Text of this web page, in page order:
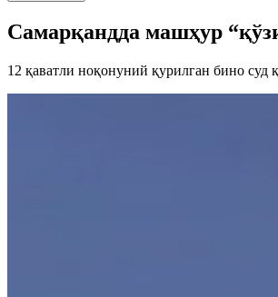
Самарқандда машҳур
12 қаватли ноқонуний қурилган бино суд